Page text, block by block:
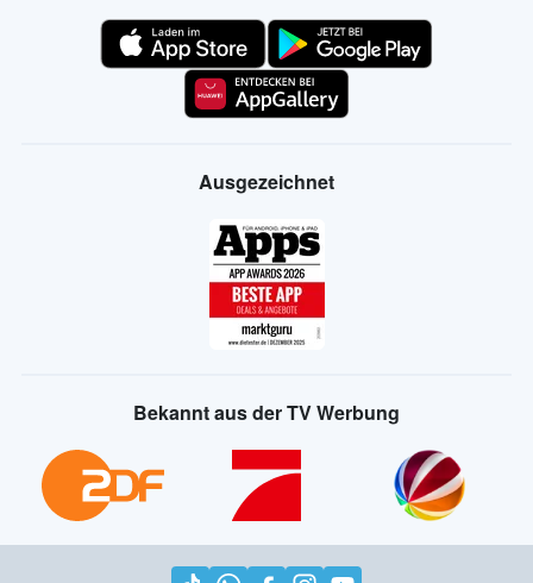
Ausgezeichnet
Bekannt aus der TV Werbung